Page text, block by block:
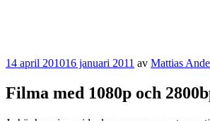
Publicerat
14 april 201016 januari 2011 av Mattias
Filma med 1080p och